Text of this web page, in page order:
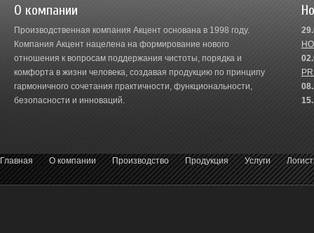
О компании
Производственная компания Акцент основана в 1998 году.
Компания Акцент нацелена на формирование нового
отношения к вопросам поддержания чистоты, порядка и
комфорта в жизни человека, создавая продукцию по принципу
гармоничного сочетания практичности, функциональности,
безопасности и инноваций.
Главная О компании Производство Продукция Услуги